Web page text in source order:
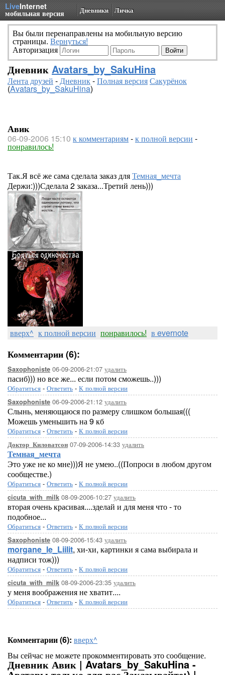
LiveInternet
мобильная версия Дневники Личка
Вы были перенаправлены на мобильную версию
страницы. Вернуться!
Авторизация
Дневник Avatars_by_SakuHina
Лента друзей -Дневник-Полная версияСакурёнок
(Avatars_by_SakuHina)
Авик
06-09-2006 15:10 к комментариям-к полной версии -
понравилось!
Так.Я всё же сама сделала заказ дляТемная_мечта
Держи:)))Сделала 2 заказа...Третий лень)))
вверх^ к полной версии понравилось! в evernote
Комментарии (6):
Saxophoniste 06-09-2006-21:07 удалить
пасиб))) но все же... если потом сможешь..)))
Обратиться - Ответить - К полной версии
Saxophoniste 06-09-2006-21:12 удалить
Слынь, меняющаюся по размеру слишком большая(((
Можешь уменьшить на 9 кб
Обратиться - Ответить - К полной версии
Доктор_Киловатсон 07-09-2006-14:33 удалить
Темная_мечта
Это уже не ко мне)))Я не умею..((Попроси в любом другом
сообществе.)
Обратиться - Ответить - К полной версии
cicuta_with_milk 08-09-2006-10:27 удалить
вторая очень красивая....зделай и для меня что - то
подобное...
Обратиться - Ответить - К полной версии
Saxophoniste 08-09-2006-15:43 удалить
morgane_le_Liilit, хи-хи, картинки я сама выбирала и
надписи тож)))
Обратиться - Ответить - К полной версии
cicuta_with_milk 08-09-2006-23:35 удалить
у меня воображения не хватит....
Обратиться - Ответить - К полной версии
Комментарии (6): вверх^
Вы сейчас не можете прокомментировать это сообщение.
Дневник Авик | Avatars_by_SakuHina -